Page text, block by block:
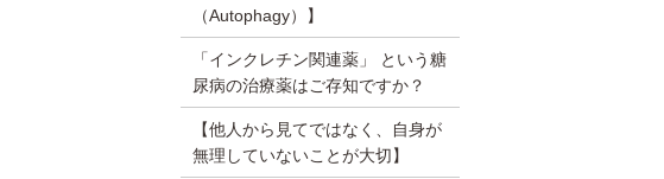
（Autophagy）】
「インクレチン関連薬」 という糖
尿病の治療薬はご存知ですか？
【他人から見てではなく、自身が
無理していないことが大切】